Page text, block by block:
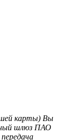
карты) Вы
шлюз ПАО